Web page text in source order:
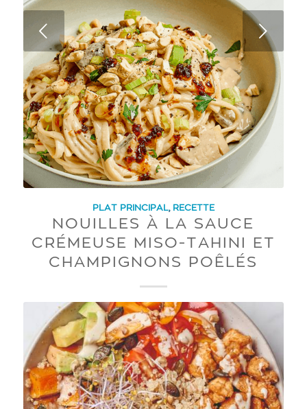
PLAT PRINCIPAL, RECETTE
NOUILLES À LA SAUCE
CRÉMEUSE MISO-TAHINI ET
CHAMPIGNONS POÊLÉS
Next